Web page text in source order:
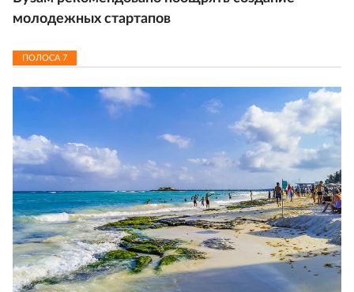
молодежных стартапов
ПОЛОСА 7